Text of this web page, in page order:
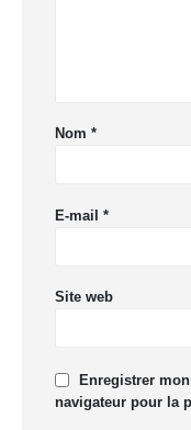
Nom *
E-mail *
Site web
Enregistrer
navigateur pour la